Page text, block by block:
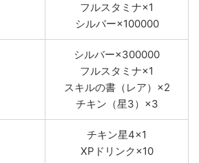
フルスタミナ×1
シルバー×100000
シルバー×300000
フルスタミナ×1
スキルの書（レア）×2
チキン（星3）×3
チキン星4×1
XPドリンク×10